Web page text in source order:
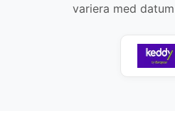
variera med